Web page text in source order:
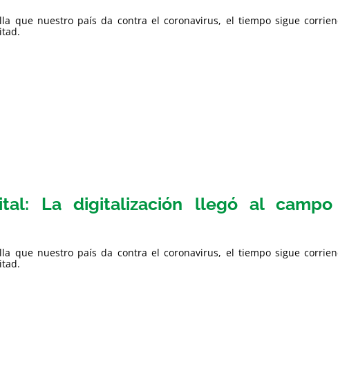
que nuestro país da contra el coronavirus, el tiempo sigue
La digitalización llegó al
que nuestro país da contra el coronavirus, el tiempo sigue